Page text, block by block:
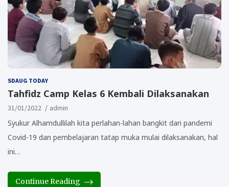
SDAUG TODAY
Tahfidz Camp Kelas 6 Kembali Dilaksanakan
31/01/2022 admin
Syukur Alhamdullilah kita perlahan-lahan bangkit dari pandemi
Covid-19 dan pembelajaran tatap muka mulai dilaksanakan, hal
ini…
Continue Reading